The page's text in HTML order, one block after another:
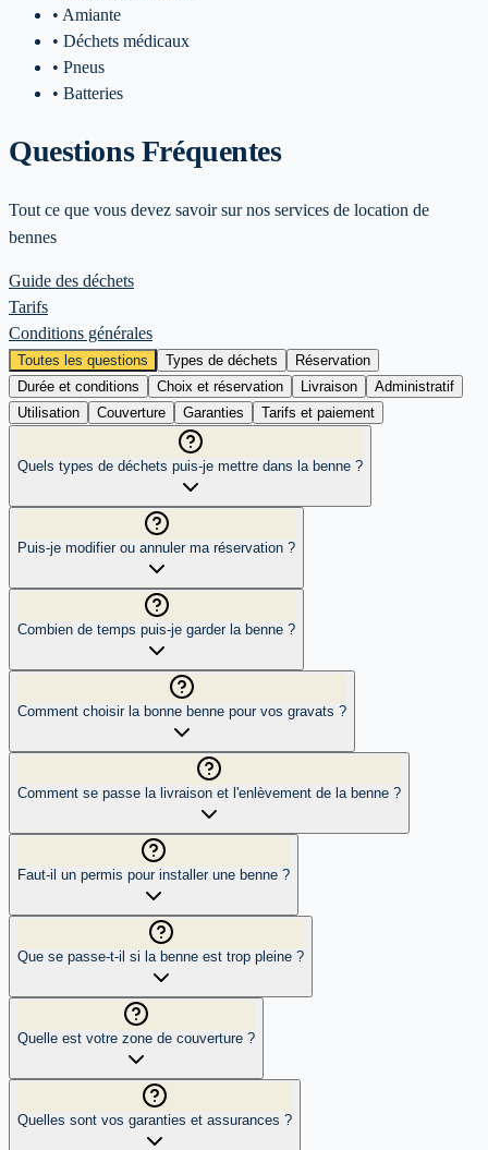
• Amiante
• Déchets médicaux
• Pneus
• Batteries
Questions Fréquentes
Tout ce que vous devez savoir sur nos services de location de
bennes
Guide des déchets
Tarifs
Conditions générales
Toutes les questions Types de déchets
Réservation
Durée et conditions
Choix et réservation Livraison
Administratif
Utilisation
Couverture Garanties Tarifs et paiement
Quels types de déchets puis-je mettre dans la benne ?
Puis-je modifier ou annuler ma réservation ?
Combien de temps puis-je garder la benne ?
Comment choisir la bonne benne pour vos gravats ?
Comment se passe la livraison et l'enlèvement de la benne ?
Faut-il un permis pour installer une benne ?
Que se passe-t-il si la benne est trop pleine ?
Quelle est votre zone de couverture ?
Quelles sont vos garanties et assurances ?